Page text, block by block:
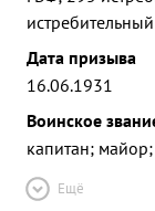
Дата призыва
16.06.1931
Воинское
капитан;
Ещё